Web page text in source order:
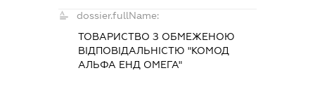
dossier.fullName:
ТОВАРИСТВО З ОБМЕЖЕНОЮ
ВІДПОВІДАЛЬНІСТЮ "КОМОД
АЛЬФА ЕНД ОМЕГА"